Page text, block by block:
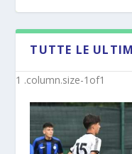
TUTTE LE